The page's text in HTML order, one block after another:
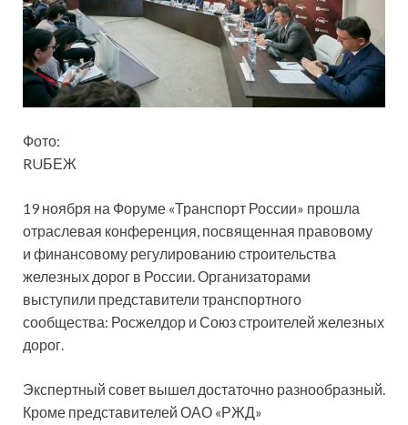
Фото:
RUБЕЖ
19 ноября на Форуме «Транспорт России» прошла
отраслевая конференция, посвященная правовому
и финансовому регулированию строительства
железных дорог в России. Организаторами
выступили представители транспортного
сообщества: Росжелдор и Союзстроителей железных
дорог.
Экспертный совет вышел достаточно разнообразный.
Кроме представителей ОАО «РЖД»